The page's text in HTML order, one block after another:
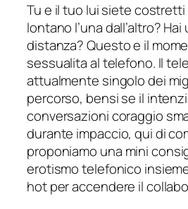
Tu e il tuo lui siete
lontano l’una dall’altro?
distanza? Questo e il
sessualita al telefono. Il
attualmente singolo dei
percorso, bensi se il
conversazioni coraggio
durante impaccio, qui di
proponiamo una mini
erotismo telefonico
hot per accendere il